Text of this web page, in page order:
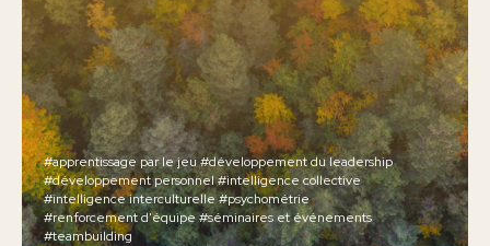
#apprentissage par le jeu #développement du leadership
#développement personnel#intelligence collective
#intelligence interculturelle#psychométrie
#renforcement d'équipe#séminaires et événements
#teambuilding